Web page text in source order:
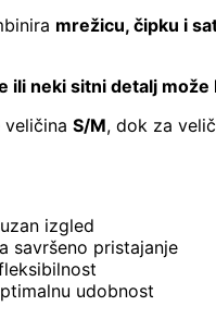
mrežicu, čipku i
neki sitni detalj
veličina S/M, dok za
izgled
savršeno pristajanje
udobnost